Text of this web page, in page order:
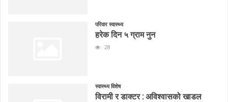
परिवार स्वास्थ्य
हरेक दिन ५ ग्राम नुन
28
स्वास्थ्य विशेष
विरामी र डाक्टर : अविश्वासको खाडल